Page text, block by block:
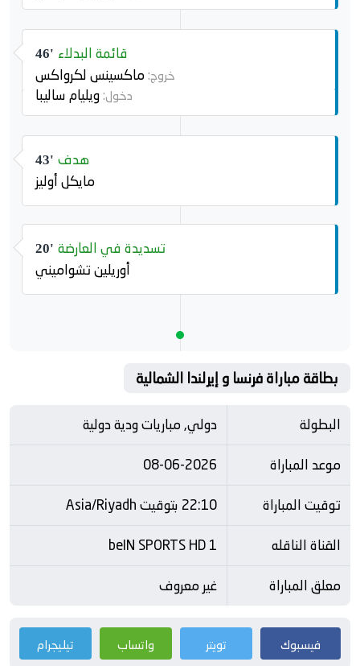
46' قائمة البدلاء
خروج: ماكسينس لكرواكس
دخول:ويليام ساليبا
43' هدف
مايكل أوليز
20' تسديدة في العارضة
أوريلين تشواميني
بطاقة مباراة فرنسا و إيرلندا الشمالية
البطولة
دولي, مباريات ودية دولية
موعد المباراة
08-06-2026
توقيت المباراة
22:10 بتوقيت Asia/Riyadh
القناة الناقله
beIN SPORTS HD 1
معلق المباراة
غير معروف
فيسبوك تويتر واتساب تيليجرام